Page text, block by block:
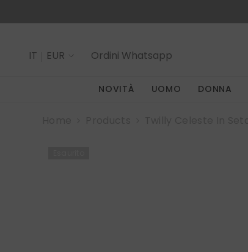
IT
EUR Ordini Whatsapp
NOVITÀ UOMO DONNA